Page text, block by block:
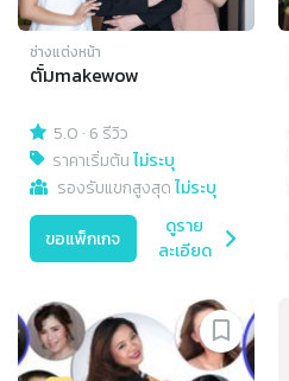
ช่างแต่งหน้า
ตั้มmakewow
5.0 · 6 รีวิว
ราคาเริ่มต้นไม่ระบุ
รองรับแขกสูงสุดไม่ระบุ
ขอแพ็กเกจ
ดูราย
ละเอียด